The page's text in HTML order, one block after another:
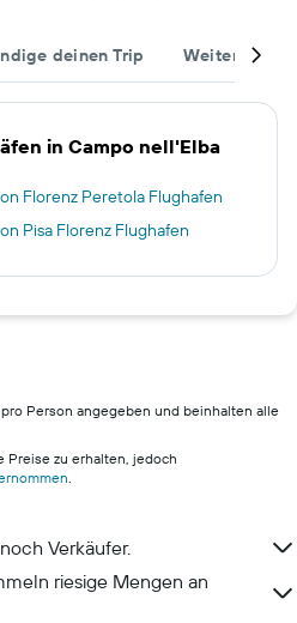
deinen Trip Weitere
in Campo nell'Elba
Florenz Peretola Flughafen
Pisa Florenz Flughafen
Person angegeben und beinhalten alle
Preise zu erhalten, jedoch
.
Verkäufer.
riesige Mengen an